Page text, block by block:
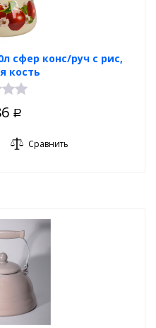
сфер конс/руч с рис,
кость
Р
Сравнить